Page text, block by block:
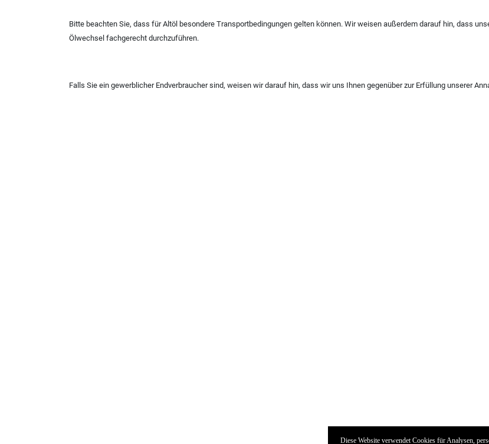
Bitte beachten Sie, dass für Altöl besondere Transportbedingungen gelten können. Wir weisen außerdem darauf hin, dass
Ölwechsel fachgerecht durchzuführen.
Falls Sie ein gewerblicher Endverbraucher sind, weisen wir darauf hin, dass wir uns Ihnen gegenüber zur Erfüllung unserer